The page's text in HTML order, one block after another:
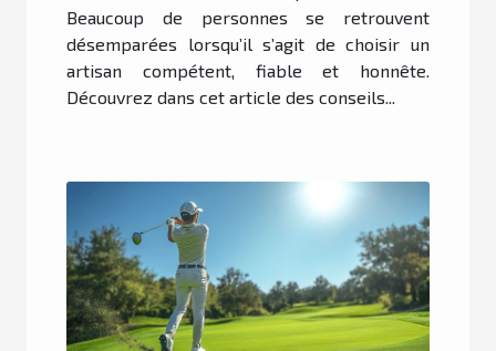
Beaucoup de personnes se retrouvent
désemparées lorsqu’il s’agit de choisir un
artisan compétent, fiable et honnête.
Découvrez dans cet article des conseils...